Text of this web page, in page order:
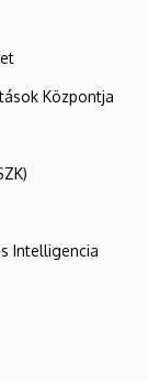
Központja
Intelligencia